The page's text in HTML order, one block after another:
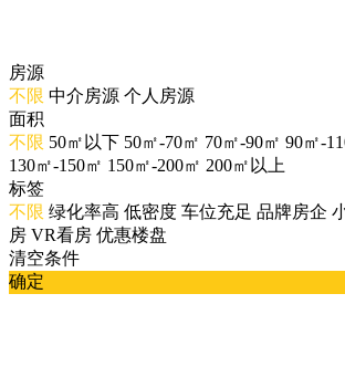
房源
不限 中介房源 个人房源
面积
不限 50㎡以下 50㎡-70㎡ 70㎡-90㎡ 90㎡-
130㎡-150㎡ 150㎡-200㎡ 200㎡以上
标签
不限 绿化率高 低密度 车位充足 品牌房企
房 VR看房 优惠楼盘
清空条件
确定